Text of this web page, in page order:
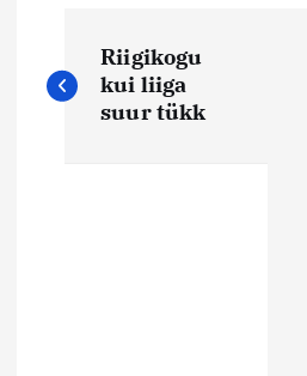
a
Riigikogu
kui liiga
suur tükk